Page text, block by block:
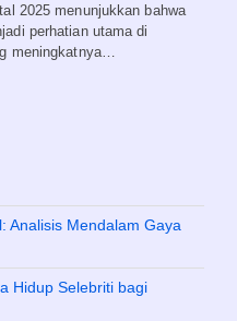
2025 menunjukkan bahwa
perhatian utama di
meningkatnya…
Analisis Mendalam Gaya
Hidup Selebriti bagi